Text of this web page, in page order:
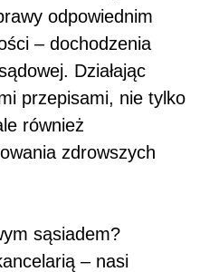
odpowiednim
– dochodzenia
Działając
przepisami, nie tylko
również
zdrowszych
sąsiadem?
– nasi